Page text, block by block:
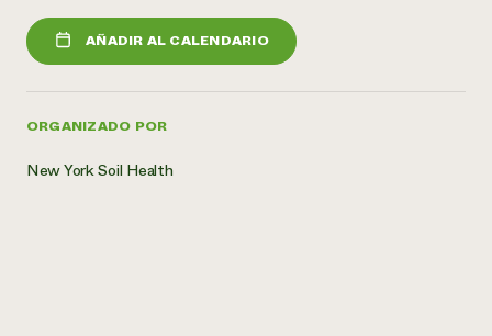
AÑADIR AL CALENDARIO
ORGANIZADO POR
New York Soil Health